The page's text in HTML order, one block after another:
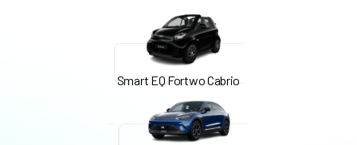
Smart EQ Fortwo Cabrio